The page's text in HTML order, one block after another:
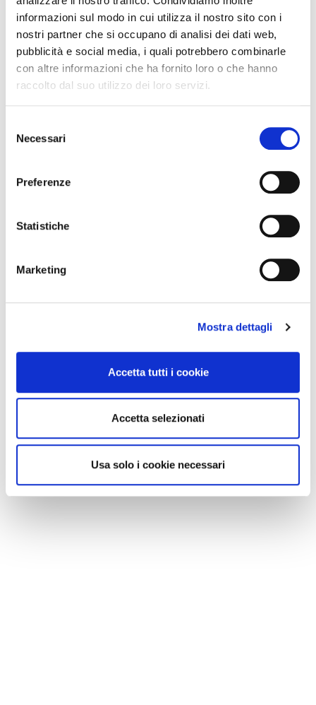
informazioni sul modo in cui utilizza il nostro sito con i
nostri partner che si occupano di analisi dei dati web,
pubblicità e social media, i quali potrebbero combinarle
con altre informazioni che ha fornito loro o che hanno
raccolto dal suo utilizzo dei loro servizi.
delNecessari
Preferenze
Statistiche
Marketing
Mostra dettagli
Accetta tutti i cookie
Accetta selezionati
Usa solo i cookie necessari